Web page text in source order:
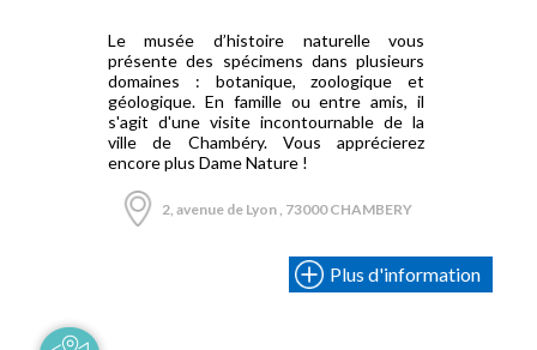
Le musée d’histoire naturelle vous
présente des spécimens dans plusieurs
domaines : botanique, zoologique et
géologique. En famille ou entre amis, il
s'agit d'une visite incontournable de la
ville de Chambéry. Vous apprécierez
encore plus Dame Nature !
2, avenue de Lyon , 73000 CHAMBERY
Plus d'information